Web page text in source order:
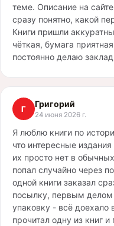
теме. Описание на
сразу понятно, какой
Книги пришли
чёткая, бумага
постоянно делаю
Г Григорий
24 июня 2026 г.
Я люблю книги по
что интересные
их просто нет в
попал случайно через
одной книги заказал
посылку, первым делом
упаковку - всё доехало
прочитал одну из книг